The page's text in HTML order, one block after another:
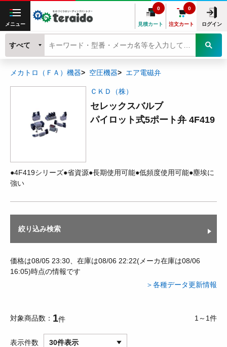
メニュー 見積カート
0
注文カート
0
ログイン
すべて
メカトロ（ＦＡ）機器 空圧機器 エア電磁弁
ＣＫＤ（株）
セレックスバルブ
パイロット式5ポート弁 4F419
●4F419シリーズ●省資源●長期使用可能●低頻度使用可能●塵埃に
強い
絞り込み検索
価格は08/05 23:30、在庫は08/06 22:22(メーカ在庫は08/06
16:05)時点の情報です
＞各種データ更新情報
対象商品数 1件 1～1件
表示件数 30件表示